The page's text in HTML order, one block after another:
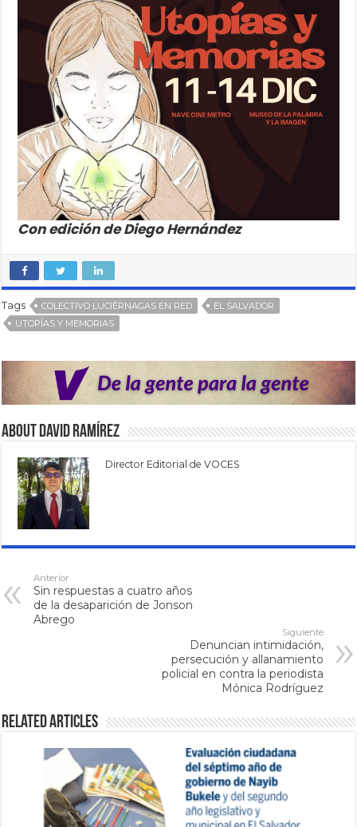
Con edición de Diego Hernández
Tags COLECTIVO LUCIÉRNAGAS EN RED
EL SALVADOR
UTOPÍAS Y MEMORIAS
About David Ramírez
Director Editorial de VOCES
Anterior
Sin respuestas a cuatro años
de la desaparición de Jonson
Abrego
Siguiente
Denuncian intimidación,
persecución y allanamiento
policial en contra la periodista
Mónica Rodríguez
Related Articles